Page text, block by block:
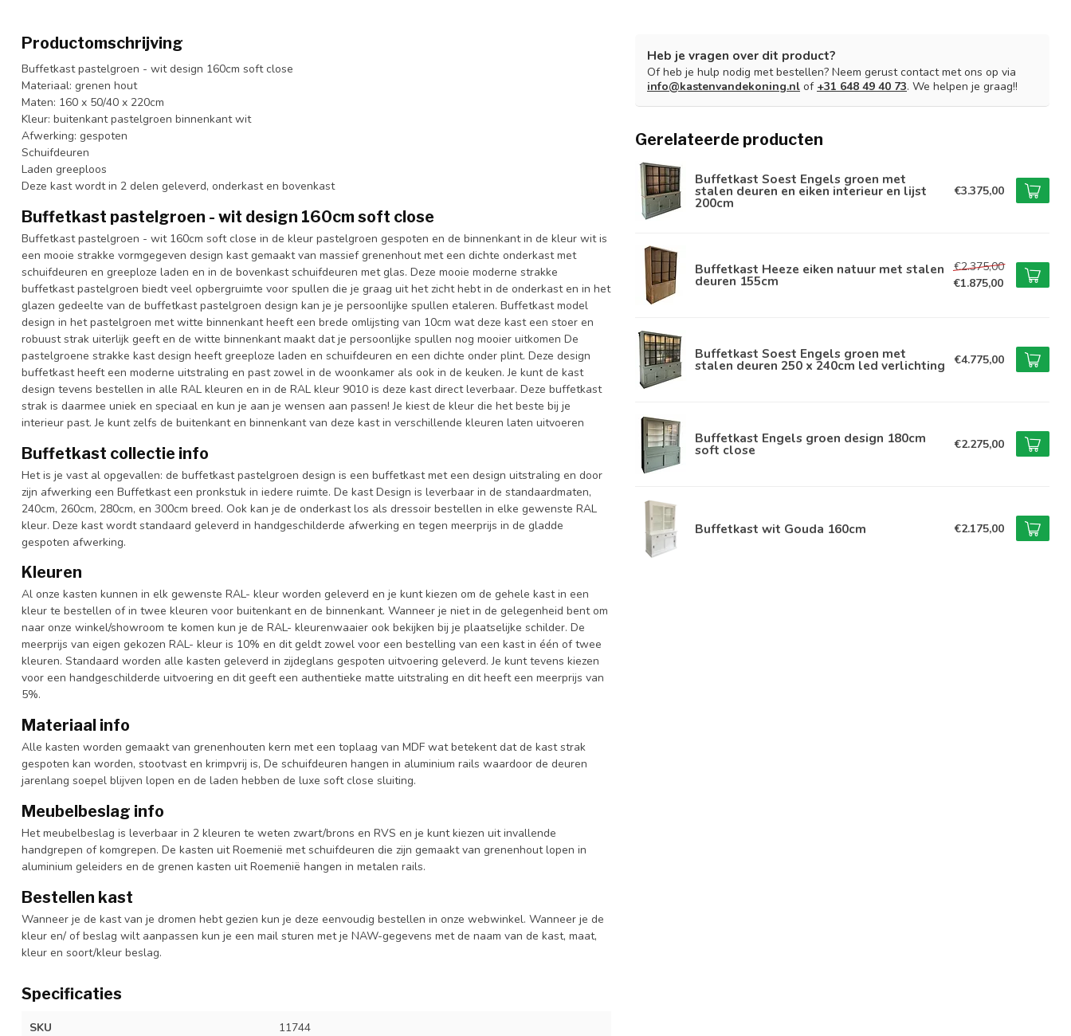
Productomschrijving
Buffetkast pastelgroen - wit design 160cm soft close
Materiaal: grenen hout
Maten: 160 x 50/40 x 220cm
Kleur: buitenkant pastelgroen binnenkant wit
Afwerking: gespoten
Schuifdeuren
Laden greeploos
Deze kast wordt in 2 delen geleverd, onderkast en bovenkast
Buffetkast pastelgroen - wit design 160cm soft close
Buffetkast pastelgroen - wit 160cm soft close in de kleur pastelgroen gespoten en de binnenkant in de kleur wit is
een mooie strakke vormgegeven design kast gemaakt van massief grenenhout met een dichte onderkast met
schuifdeuren en greeploze laden en in de bovenkast schuifdeuren met glas. Deze mooie moderne strakke
buffetkast pastelgroen biedt veel opbergruimte voor spullen die je graag uit het zicht hebt in de onderkast en in het
glazen gedeelte van de buffetkast pastelgroen design kan je je persoonlijke spullen etaleren. Buffetkast model
design in het pastelgroen met witte binnenkant heeft een brede omlijsting van 10cm wat deze kast een stoer en
robuust strak uiterlijk geeft en de witte binnenkant maakt dat je persoonlijke spullen nog mooier uitkomen De
pastelgroene strakke kast design heeft greeploze laden en schuifdeuren en een dichte onder plint. Deze design
buffetkast heeft een moderne uitstraling en past zowel in de woonkamer als ook in de keuken. Je kunt de kast
design tevens bestellen in alle RAL kleuren en in de RAL kleur 9010 is deze kast direct leverbaar. Deze buffetkast
strak is daarmee uniek en speciaal en kun je aan je wensen aan passen! Je kiest de kleur die het beste bij je
interieur past. Je kunt zelfs de buitenkant en binnenkant van deze kast in verschillende kleuren laten uitvoeren
Buffetkast collectie info
Het is je vast al opgevallen: de buffetkast pastelgroen design is een buffetkast met een design uitstraling en door
zijn afwerking een Buffetkast een pronkstuk in iedere ruimte. De kast Design is leverbaar in de standaardmaten,
240cm, 260cm, 280cm, en 300cm breed. Ook kan je de onderkast los als dressoir bestellen in elke gewenste RAL
kleur. Deze kast wordt standaard geleverd in handgeschilderde afwerking en tegen meerprijs in de gladde
gespoten afwerking.
Kleuren
Al onze kasten kunnen in elk gewenste RAL- kleur worden geleverd en je kunt kiezen om de gehele kast in een
kleur te bestellen of in twee kleuren voor buitenkant en de binnenkant. Wanneer je niet in de gelegenheid bent om
naar onze winkel/showroom te komen kun je de RAL- kleurenwaaier ook bekijken bij je plaatselijke schilder. De
meerprijs van eigen gekozen RAL- kleur is 10% en dit geldt zowel voor een bestelling van een kast in één of twee
kleuren. Standaard worden alle kasten geleverd in zijdeglans gespoten uitvoering geleverd. Je kunt tevens kiezen
voor een handgeschilderde uitvoering en dit geeft een authentieke matte uitstraling en dit heeft een meerprijs van
5%.
Materiaal info
Alle kasten worden gemaakt van grenenhouten kern met een toplaag van MDF wat betekent dat de kast strak
gespoten kan worden, stootvast en krimpvrij is, De schuifdeuren hangen in aluminium rails waardoor de deuren
jarenlang soepel blijven lopen en de laden hebben de luxe soft close sluiting.
Meubelbeslag info
Het meubelbeslag is leverbaar in 2 kleuren te weten zwart/brons en RVS en je kunt kiezen uit invallende
handgrepen of komgrepen. De kasten uit Roemenië met schuifdeuren die zijn gemaakt van grenenhout lopen in
aluminium geleiders en de grenen kasten uit Roemenië hangen in metalen rails.
Bestellen kast
Wanneer je de kast van je dromen hebt gezien kun je deze eenvoudig bestellen in onze webwinkel. Wanneer je de
kleur en/ of beslag wilt aanpassen kun je een mail sturen met je NAW-gegevens met de naam van de kast, maat,
kleur en soort/kleur beslag.
Specificaties
SKU 11744
Heb je vragen over dit product?
Of heb je hulp nodig met bestellen? Neem gerust contact met ons op via
info@kastenvandekoning.nl of +31 648 49 40 73. We helpen je graag!!
Gerelateerde producten
Buffetkast Soest Engels groen met
stalen deuren en eiken interieur en lijst
200cm
€3.375,00
Buffetkast Heeze eiken natuur met stalen
deuren 155cm
€2.375,00
€1.875,00
Buffetkast Soest Engels groen met
stalen deuren 250 x 240cm led verlichting €4.775,00
Buffetkast Engels groen design 180cm
soft close €2.275,00
Buffetkast wit Gouda 160cm €2.175,00